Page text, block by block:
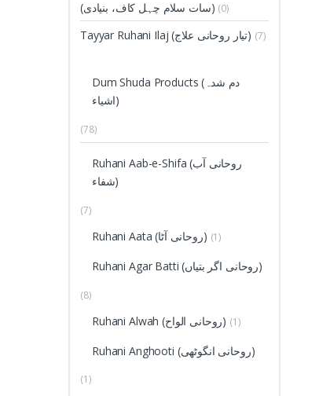
(سات سلام چہل کاف، بنیادی) (0)
Tayyar Ruhani Ilaj (تیار روحانی علاج) (7)
Dum Shuda Products (دم شدہ
اشیاء)
(78)
Ruhani Aab-e-Shifa (روحانی آب
شفاء)
(7)
Ruhani Aata (روحانی آٹا) (1)
Ruhani Agar Batti (روحانی اگر بتیاں)
(8)
Ruhani Alwah (روحانی الواح) (1)
Ruhani Anghooti (روحانی انگوٹھی)
(1)